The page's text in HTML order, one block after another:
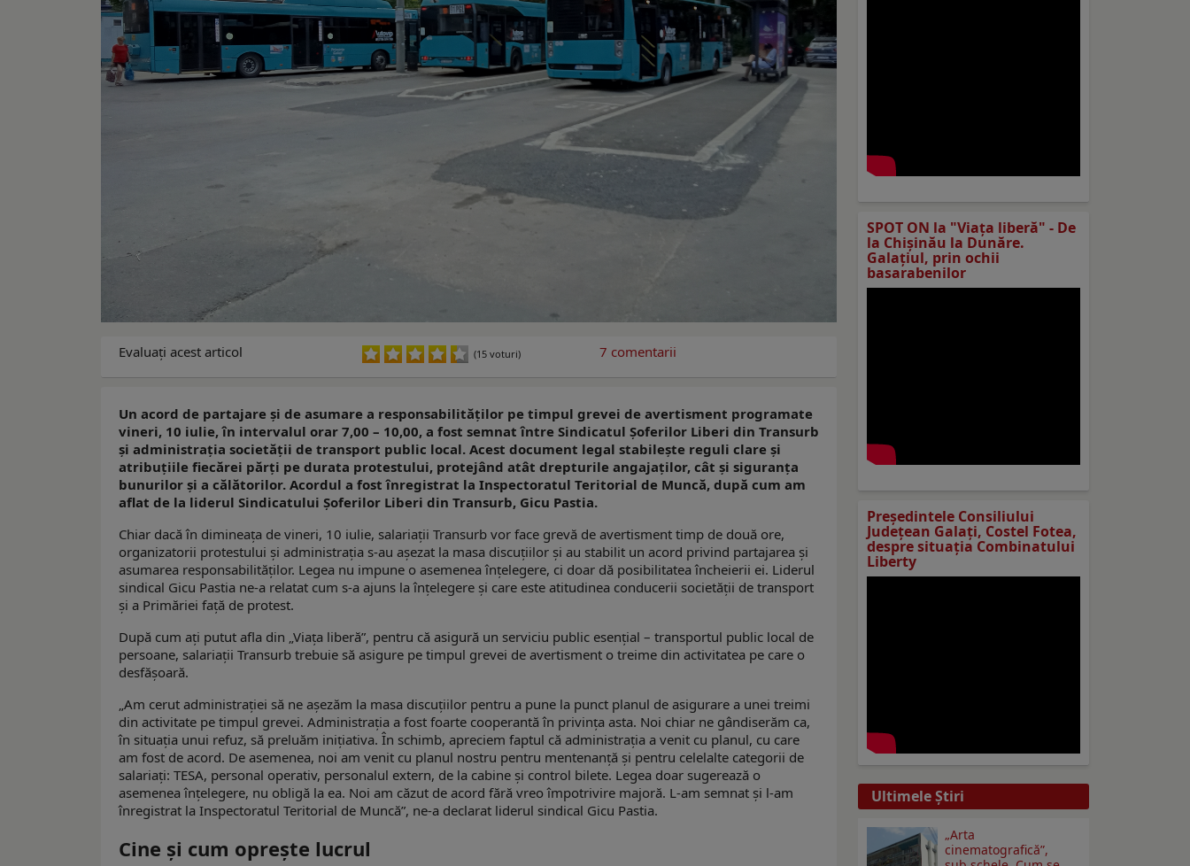
Evaluaţi acest articol (15 voturi) 7 comentarii
Un acord de partajare şi de asumare a responsabilităţilor pe timpul grevei de avertisment programate
vineri, 10 iulie, în intervalul orar 7,00 – 10,00, a fost semnat între Sindicatul Şoferilor Liberi din Transurb
şi administraţia societăţii de transport public local. Acest document legal stabilește reguli clare și
atribuțiile fiecărei părți pe durata protestului, protejând atât drepturile angajaților, cât și siguranța
bunurilor şi a călătorilor. Acordul a fost înregistrat la Inspectoratul Teritorial de Muncă, după cum am
aflat de la liderul Sindicatului Şoferilor Liberi din Transurb, Gicu Pastia.
Chiar dacă în dimineaţa de vineri, 10 iulie, salariaţii Transurb vor face grevă de avertisment timp de două ore,
organizatorii protestului şi administraţia s-au aşezat la masa discuţiilor şi au stabilit un acord privind partajarea şi
asumarea responsabilităţilor. Legea nu impune o asemenea înţelegere, ci doar dă posibilitatea încheierii ei. Liderul
sindical Gicu Pastia ne-a relatat cum s-a ajuns la înţelegere şi care este atitudinea conducerii societăţii de transport
şi a Primăriei faţă de protest.
După cum aţi putut afla din „Viaţa liberă”, pentru că asigură un serviciu public esențial – transportul public local de
persoane, salariaţii Transurb trebuie să asigure pe timpul grevei de avertisment o treime din activitatea pe care o
desfășoară.
„Am cerut administraţiei să ne aşezăm la masa discuţiilor pentru a pune la punct planul de asigurare a unei treimi
din activitate pe timpul grevei. Administrația a fost foarte cooperantă în privința asta. Noi chiar ne gândiserăm ca,
în situaţia unui refuz, să preluăm inițiativa. În schimb, apreciem faptul că administrația a venit cu planul, cu care
am fost de acord. De asemenea, noi am venit cu planul nostru pentru mentenanţă şi pentru celelalte categorii de
salariaţi: TESA, personal operativ, personalul extern, de la cabine şi control bilete. Legea doar sugerează o
asemenea înţelegere, nu obligă la ea. Noi am căzut de acord fără vreo împotrivire majoră. L-am semnat şi l-am
înregistrat la Inspectoratul Teritorial de Muncă”, ne-a declarat liderul sindical Gicu Pastia.
Cine şi cum opreşte lucrul
SPOT ON la "Viaţa liberă" - De
la Chișinău la Dunăre.
Galațiul, prin ochii
basarabenilor
Preşedintele Consiliului
Judeţean Galaţi, Costel Fotea,
despre situaţia Combinatului
Liberty
Ultimele Ştiri
„Arta
cinematografică”,